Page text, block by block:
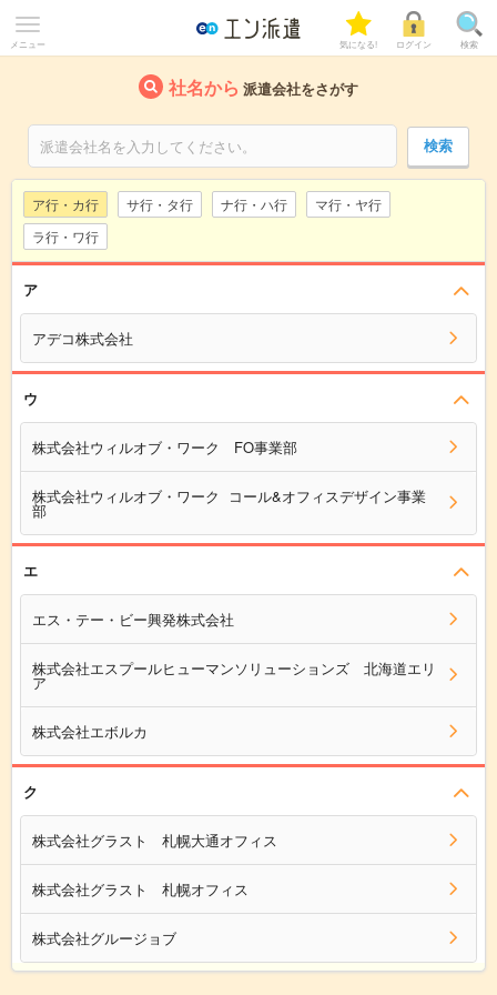
メニュー 気になる! ログイン 検索
社名から 派遣会社をさがす
ア行・カ行 サ行・タ行 ナ行・ハ行
マ行・ヤ行
ラ行・ワ行
ア
アデコ株式会社
ウ
株式会社ウィルオブ・ワーク FO事業部
株式会社ウィルオブ・ワーク コール&オフィスデザイン事業
部
エ
エス・テー・ビー興発株式会社
株式会社エスプールヒューマンソリューションズ 北海道エリ
ア
株式会社エボルカ
ク
株式会社グラスト 札幌大通オフィス
株式会社グラスト 札幌オフィス
株式会社グルージョブ